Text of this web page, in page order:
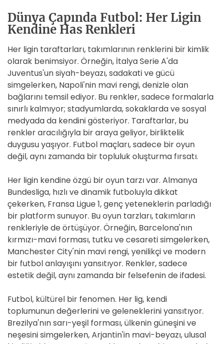
Dünya Çapında Futbol: Her Ligin
Kendine Has Renkleri
Her ligin taraftarları, takımlarının renklerini bir kimlik
olarak benimsiyor. Örneğin, İtalya Serie A'da
Juventus'un siyah-beyazı, sadakati ve gücü
simgelerken, Napoli'nin mavi rengi, denizle olan
bağlarını temsil ediyor. Bu renkler, sadece formalarla
sınırlı kalmıyor; stadyumlarda, sokaklarda ve sosyal
medyada da kendini gösteriyor. Taraftarlar, bu
renkler aracılığıyla bir araya geliyor, birliktelik
duygusu yaşıyor. Futbol maçları, sadece bir oyun
değil, aynı zamanda bir topluluk oluşturma fırsatı.
Her ligin kendine özgü bir oyun tarzı var. Almanya
Bundesliga, hızlı ve dinamik futboluyla dikkat
çekerken, Fransa Ligue 1, genç yeteneklerin parladığı
bir platform sunuyor. Bu oyun tarzları, takımların
renkleriyle de örtüşüyor. Örneğin, Barcelona'nın
kırmızı-mavi forması, tutku ve cesareti simgelerken,
Manchester City'nin mavi rengi, yenilikçi ve modern
bir futbol anlayışını yansıtıyor. Renkler, sadece
estetik değil, aynı zamanda bir felsefenin de ifadesi.
Futbol, kültürel bir fenomen. Her lig, kendi
toplumunun değerlerini ve geleneklerini yansıtıyor.
Brezilya'nın sarı-yeşil forması, ülkenin güneşini ve
neşesini simgelerken, Arjantin'in mavi-beyazı, ulusal